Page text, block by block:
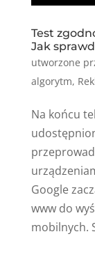
Test
Jak
utworzone
algorytm,
Na końcu
Google
www do
mobilnych.